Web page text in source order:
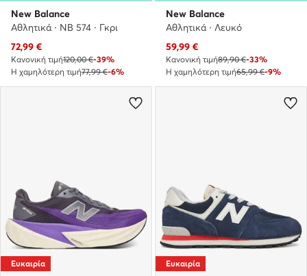
New Balance
Αθλητικά · NB 574 · Γκρι
Τρέχουσα τιμή
72,99 €
Κανονική τιμή120,00 €-39%
Η χαμηλότερη τιμή77,99 €-6%
New Balance
Αθλητικά · Λευκό
Τρέχουσα τιμή
59,99 €
Κανονική τιμή89,90 €-33%
Η χαμηλότερη τιμή65,99 €-9%
Ευκαιρία Ευκαιρία